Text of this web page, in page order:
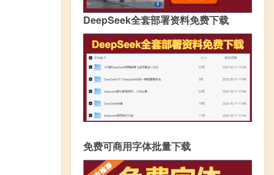
DeepSeek全套部署资料免费下载
免费可商用字体批量下载